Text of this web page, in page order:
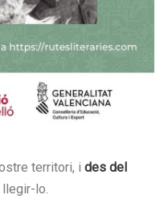
territori, i des del
lo.